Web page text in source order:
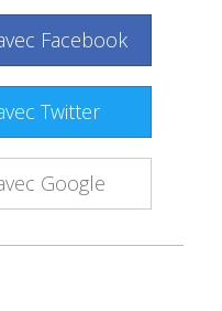
Facebook
Twitter
Google